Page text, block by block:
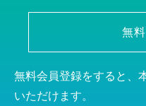
無
無料会員登録をすると、
いただけます。